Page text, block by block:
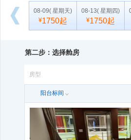
08-09( 星期天)
¥1750起
08-13( 星期四)
¥1750起
第二步：选择舱房
房型
阳台标间